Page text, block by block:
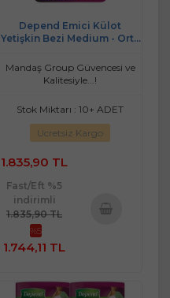
Depend Emici Külot
Yetişkin Bezi Medium - Orta
Mandaş Group Güvencesi ve
Kalitesiyle...!
Stok Miktarı : 10+ ADET
Ücretsiz Kargo
1.835,90 TL
Fast/Eft %5
indirimli
1.835,90 TL
%5
1.744,11 TL